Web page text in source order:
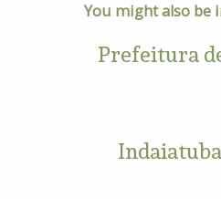
You might also be
Prefeitura